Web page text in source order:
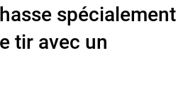
spécialement
tir avec un